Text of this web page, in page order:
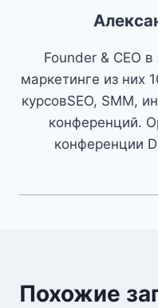
Founder & CEO
маркетинге из них
курсовSEO, SMM,
конференций.
конференции
Похожие